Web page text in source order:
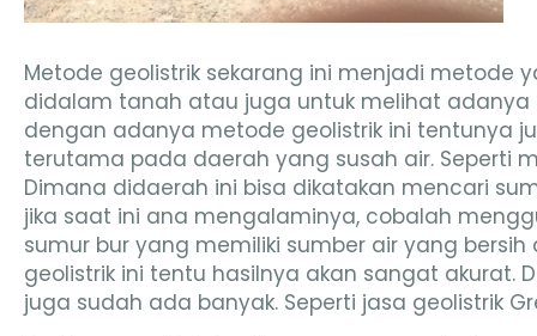
Metode geolistrik sekarang ini menjadi metode
didalam tanah atau juga untuk melihat
dengan adanya metode geolistrik ini tentunya
terutama pada daerah yang susah air. Seperti
Dimana didaerah ini bisa dikatakan mencari
jika saat ini ana mengalaminya, cobalah
sumur bur yang memiliki sumber air yang
geolistrik ini tentu hasilnya akan sangat akurat.
juga sudah ada banyak. Seperti jasa geolistrik